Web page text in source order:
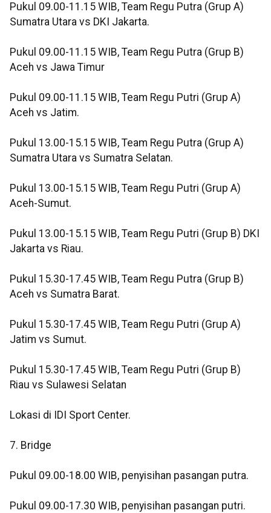
Pukul 09.00-11.15 WIB, Team Regu Putra (Grup A)
Sumatra Utara vs DKI Jakarta.
Pukul 09.00-11.15 WIB, Team Regu Putra (Grup B)
Aceh vs Jawa Timur
Pukul 09.00-11.15 WIB, Team Regu Putri (Grup A)
Aceh vs Jatim.
Pukul 13.00-15.15 WIB, Team Regu Putra (Grup A)
Sumatra Utara vs Sumatra Selatan.
Pukul 13.00-15.15 WIB, Team Regu Putri (Grup A)
Aceh-Sumut.
Pukul 13.00-15.15 WIB, Team Regu Putri (Grup B) DKI
Jakarta vs Riau.
Pukul 15.30-17.45 WIB, Team Regu Putra (Grup B)
Aceh vs Sumatra Barat.
Pukul 15.30-17.45 WIB, Team Regu Putri (Grup A)
Jatim vs Sumut.
Pukul 15.30-17.45 WIB, Team Regu Putri (Grup B)
Riau vs Sulawesi Selatan
Lokasi di IDI Sport Center.
7. Bridge
Pukul 09.00-18.00 WIB, penyisihan pasangan putra.
Pukul 09.00-17.30 WIB, penyisihan pasangan putri.